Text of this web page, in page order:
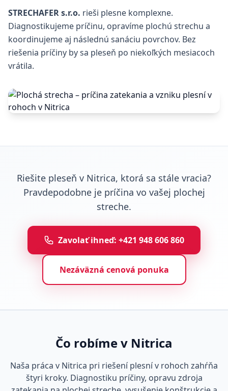
STRECHAFER s.r.o. rieši plesne komplexne.
Diagnostikujeme príčinu, opravíme plochú strechu a
koordinujeme aj následnú sanáciu povrchov. Bez
riešenia príčiny by sa pleseň po niekoľkých mesiacoch
vrátila.
Riešite pleseň v Nitrica, ktorá sa stále vracia?
Pravdepodobne je príčina vo vašej plochej
streche.
Zavolať ihneď: +421 948 606 860
Nezáväzná cenová ponuka
Čo robíme v Nitrica
Naša práca v Nitrica pri riešení plesní v rohoch zahŕňa
štyri kroky. Diagnostiku príčiny, opravu zdroja